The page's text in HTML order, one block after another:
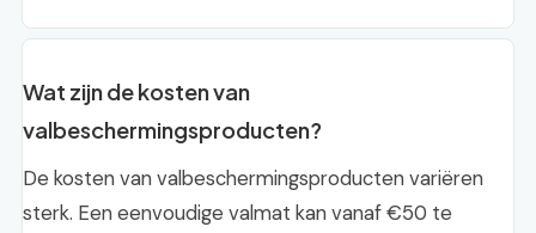
Wat zijn de kosten van
valbeschermingsproducten?
De kosten van valbeschermingsproducten variëren
sterk. Een eenvoudige valmat kan vanaf €50 te